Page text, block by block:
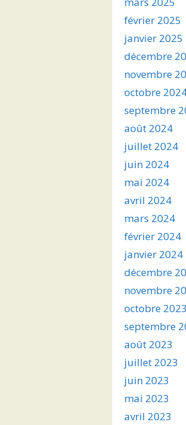
février 2025
janvier 2025
décembre
novembre
octobre
septembre
août 2024
juillet 2024
juin 2024
mai 2024
avril 2024
mars 2024
février 2024
janvier 2024
décembre
novembre
octobre 2023
septembre
août 2023
juillet 2023
juin 2023
mai 2023
avril 2023